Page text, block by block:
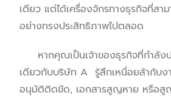
เดียว แต่ได้เครื่องจักรทางธุรกิจที่สา
อย่างทรงประสิทธิภาพไปตลอด
หากคุณเป็นเจ้าของธุรกิจที่กำลัง
เดียวกับบริษัท A รู้สึกเหนื่อยล้ากับง
อนุมัติติดขัด, เอกสารสูญหาย หรือสู